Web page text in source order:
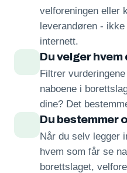
velforeningen eller
leverandøren -
internett.
Du velger hvem
Filtrer
naboene i
dine? Det
Du bestemmer
Når du selv legger
hvem som får se
borettslaget,